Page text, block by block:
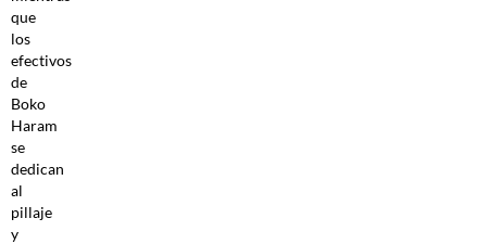
que
los
efectivos
de
Boko
Haram
se
dedican
al
pillaje
y